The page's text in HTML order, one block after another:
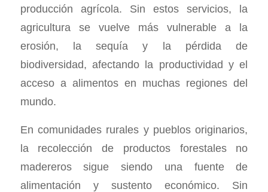
producción agrícola. Sin estos servicios, la
agricultura se vuelve más vulnerable a la
erosión, la sequía y la pérdida de
biodiversidad, afectando la productividad y el
acceso a alimentos en muchas regiones del
mundo.
En comunidades rurales y pueblos originarios,
la recolección de productos forestales no
madereros sigue siendo una fuente de
alimentación y sustento económico. Sin